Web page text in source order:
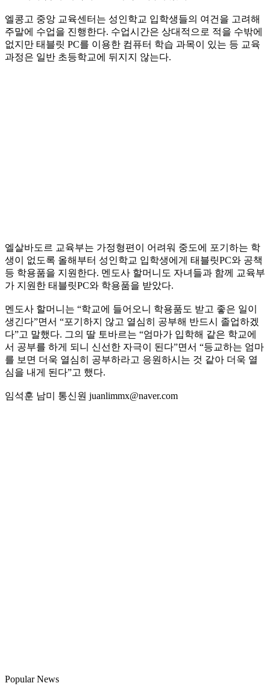
엘콩고 중앙 교육센터는 성인학교 입학생들의 여건을 고려해
주말에 수업을 진행한다. 수업시간은 상대적으로 적을 수밖에
없지만 태블릿 PC를 이용한 컴퓨터 학습 과목이 있는 등 교육
과정은 일반 초등학교에 뒤지지 않는다.
엘살바도르 교육부는 가정형편이 어려워 중도에 포기하는 학
생이 없도록 올해부터 성인학교 입학생에게 태블릿PC와 공책
등 학용품을 지원한다. 멘도사 할머니도 자녀들과 함께 교육부
가 지원한 태블릿PC와 학용품을 받았다.
멘도사 할머니는 “학교에 들어오니 학용품도 받고 좋은 일이
생긴다”면서 “포기하지 않고 열심히 공부해 반드시 졸업하겠
다”고 말했다. 그의 딸 토바르는 “엄마가 입학해 같은 학교에
서 공부를 하게 되니 신선한 자극이 된다”면서 “등교하는 엄마
를 보면 더욱 열심히 공부하라고 응원하시는 것 같아 더욱 열
심을 내게 된다”고 했다.
임석훈 남미 통신원 juanlimmx@naver.com
Popular News